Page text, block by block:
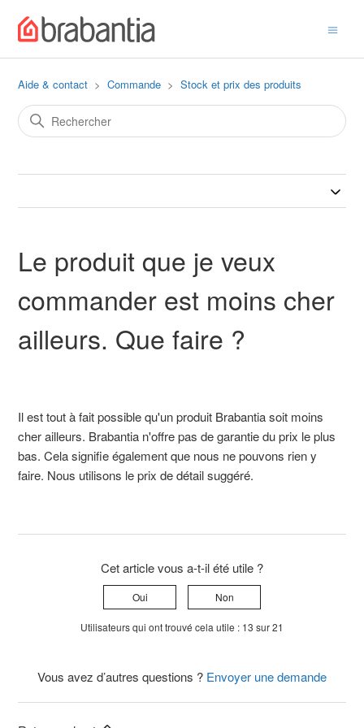
Aide & contact Commande Stock et prix des produits
Le produit que je veux
commander est moins cher
ailleurs. Que faire ?
Il est tout à fait possible qu'un produit Brabantia soit moins
cher ailleurs. Brabantia n'offre pas de garantie du prix le plus
bas. Cela signifie également que nous ne pouvons rien y
faire. Nous utilisons le prix de détail suggéré.
Cet article vous a-t-il été utile ?
Oui Non
Utilisateurs qui ont trouvé cela utile : 13 sur 21
Vous avez d’autres questions ? Envoyer une demande